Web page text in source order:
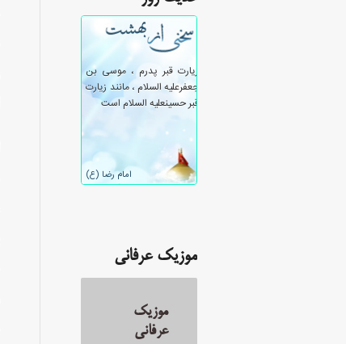
موزیک عرفانی
موزیک
عرفانی